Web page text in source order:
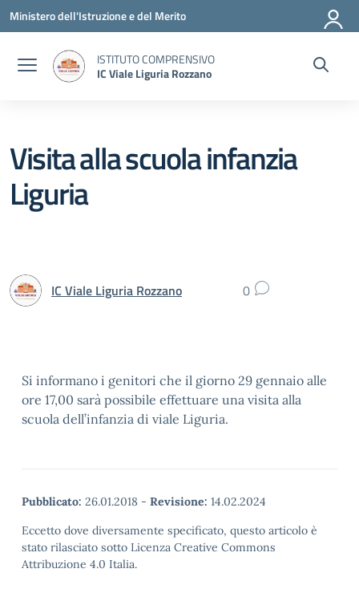
Vai ai contenuti
Vai al menu di navigazione
Vai al footer
Ministero dell'Istruzione e del Merito
ISTITUTO COMPRENSIVO
IC Viale Liguria Rozzano
Visita alla scuola infanzia
Liguria
IC Viale Liguria Rozzano 0
Si informano i genitori che il giorno 29 gennaio alle
ore 17,00 sarà possibile effettuare una visita alla
scuola dell’infanzia di viale Liguria.
Pubblicato: 26.01.2018 - Revisione: 14.02.2024
Eccetto dove diversamente specificato, questo articolo è
stato rilasciato sotto Licenza Creative Commons
Attribuzione 4.0 Italia.